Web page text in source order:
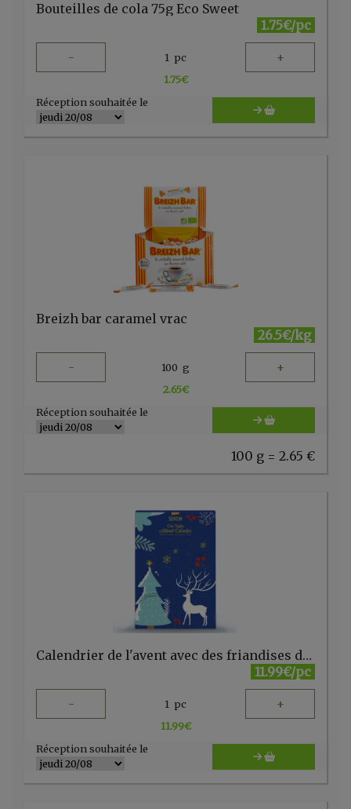
Bouteilles de cola 75g Eco Sweet
1.75€/pc
- 1 pc +
1.75€
Réception souhaitée le
Breizh bar caramel vrac
26.5€/kg
- 100 g +
2.65€
Réception souhaitée le
100 g = 2.65 €
Calendrier de l'avent avec des friandises de dattes.
11.99€/pc
- 1 pc +
11.99€
Réception souhaitée le